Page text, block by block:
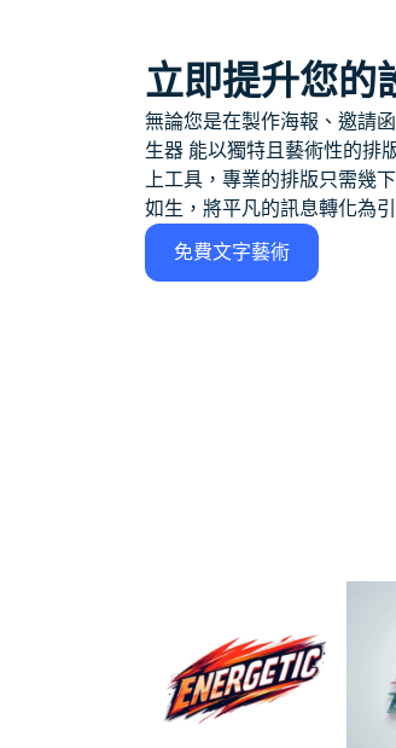
立即提升您的
無論您是在製作海報、邀請
生器 能以獨特且藝術性的排
上工具，專業的排版只需幾
如生，將平凡的訊息轉化為
免費文字藝術